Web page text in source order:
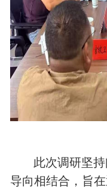
此次调研坚
导向相结合，旨